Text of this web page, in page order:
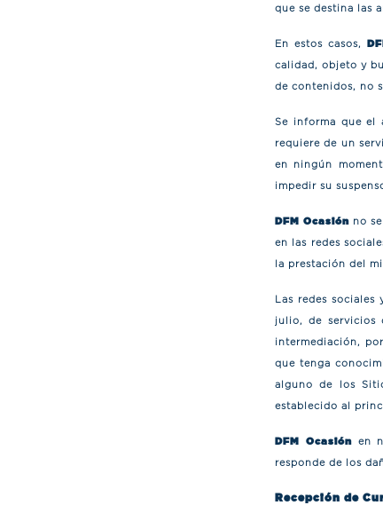
que se destina las
En estos casos,
calidad, objeto y
de contenidos, no
Se informa que el
requiere de un
en ningún
impedir su
DFM Ocasión no
en las redes
la prestación del
Las redes
julio, de servicios
intermediación,
que tenga
alguno de los
establecido al
DFM Ocasiónen
responde de los
Recepción de